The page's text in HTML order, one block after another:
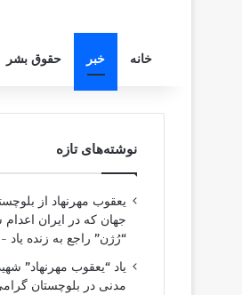
خانه خبر حقوق بشر
نوشته‌های تازه
یعقوب مهرنهاد از
جهان که در ایران
“رُژن” راجع به زنده یاد
یاد “یعقوب مهرنهاد”
مدنی در بلوچستان